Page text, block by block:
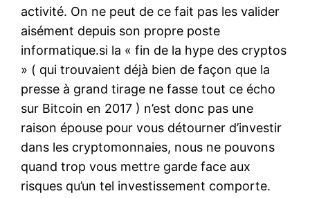
activité. On ne peut de ce fait pas les valider
aisément depuis son propre poste
informatique.si la « fin de la hype des cryptos
» ( qui trouvaient déjà bien de façon que la
presse à grand tirage ne fasse tout ce écho
sur Bitcoin en 2017 ) n’est donc pas une
raison épouse pour vous détourner d’investir
dans les cryptomonnaies, nous ne pouvons
quand trop vous mettre garde face aux
risques qu’un tel investissement comporte.